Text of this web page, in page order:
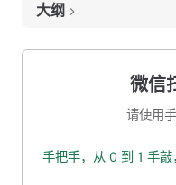
大纲
二、Transition 组件介绍
五、为过渡效果命名
微信
请使用
手把手，从 0 到 1 手